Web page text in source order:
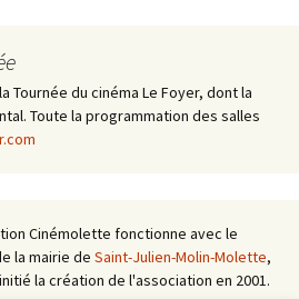
Tournée du cinéma Le Foyer, dont la
Toute la programmation des salles
Cinémolette fonctionne avec le
la mairie de Saint-Julien-Molin-Molette,
la création de l'association en 2001.